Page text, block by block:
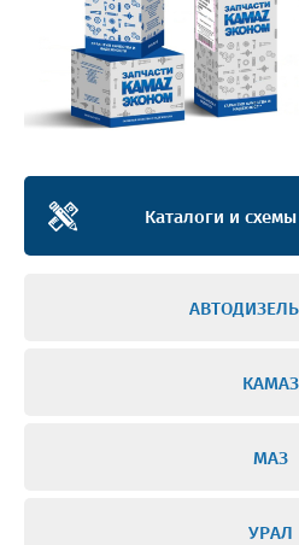
Каталоги и
КАМАЗ
МАЗ
УРАЛ
ИНТЕРНЕТ-